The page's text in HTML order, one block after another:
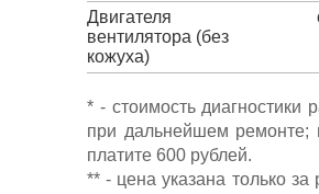
Двигателя
вентилятора (без
кожуха)
* - стоимость диагностики
при дальнейшем ремонте;
платите 600 рублей.
** - цена указана только за